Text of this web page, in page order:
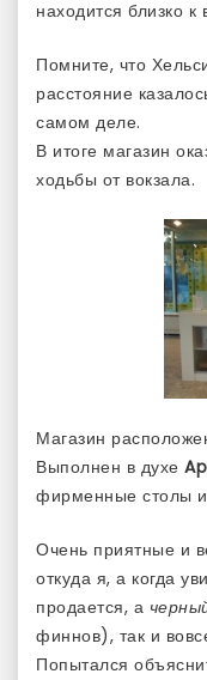
находится близко к
Помните, что
расстояние
самом деле.
В итоге магазин
ходьбы от вокзала.
Магазин
Выполнен в духе
фирменные столы
Очень приятные и
откуда я, а когда
продается, а
финнов), так и
Попытался